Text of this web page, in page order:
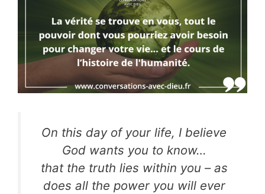
On this day of your life, I believe
God wants you to know…
that the truth lies within you – as
does all the power you will ever